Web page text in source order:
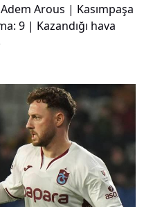
Arous | Kasımpaşa
9 | Kazandığı hava